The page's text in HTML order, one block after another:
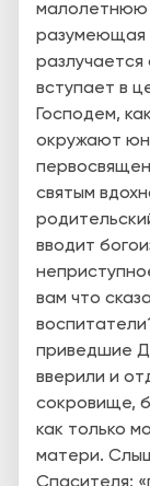
малолетнюю
разумеющая
вступает в
Господем,
окружают
святым
вводит
вам что
приведшие
вверили и
сокровище,
как только
матери.